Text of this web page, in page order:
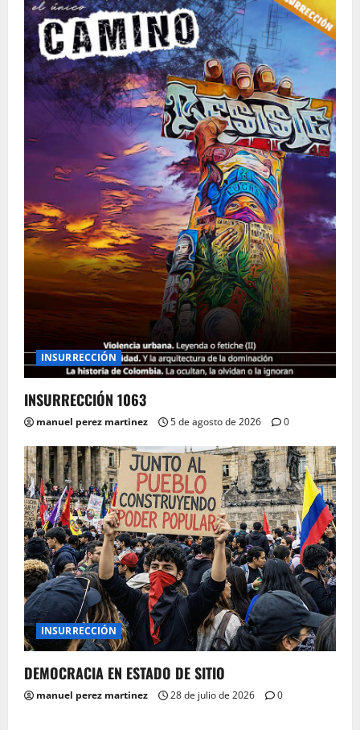
INSURRECCIÓN
INSURRECCIÓN 1063
manuel perez martinez 5 de agosto de 2026 0
INSURRECCIÓN
DEMOCRACIA EN ESTADO DE SITIO
manuel perez martinez 28 de julio de 2026 0